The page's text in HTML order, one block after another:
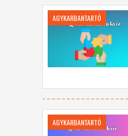
AGYKARBANTARTÓ
AGYKARBANTARTÓ